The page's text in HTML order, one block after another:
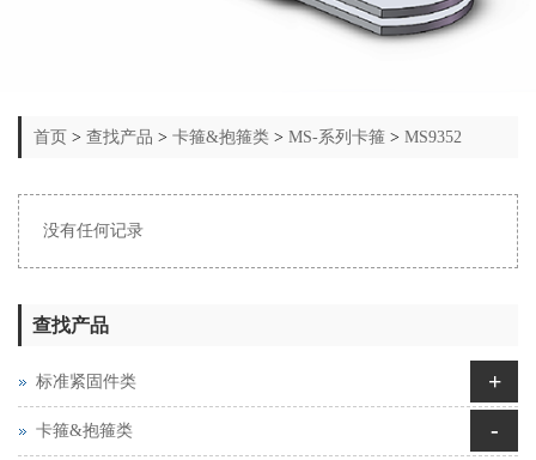
首页 > 查找产品 > 卡箍&抱箍类 > MS-系列卡箍 > MS9352
没有任何记录
查找产品
标准紧固件类 +
卡箍&抱箍类 -